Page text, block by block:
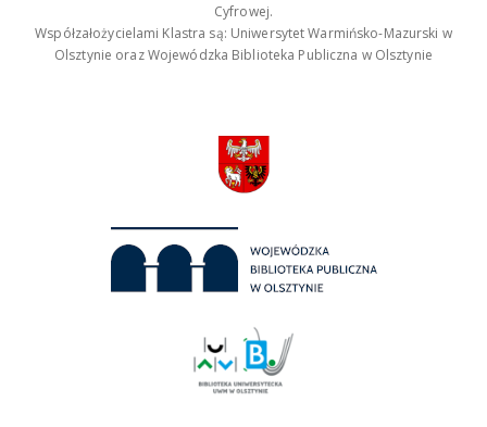
Cyfrowej.
Współzałożycielami Klastra są: Uniwersytet Warmińsko-Mazurski w
Olsztynie oraz Wojewódzka Biblioteka Publiczna w Olsztynie